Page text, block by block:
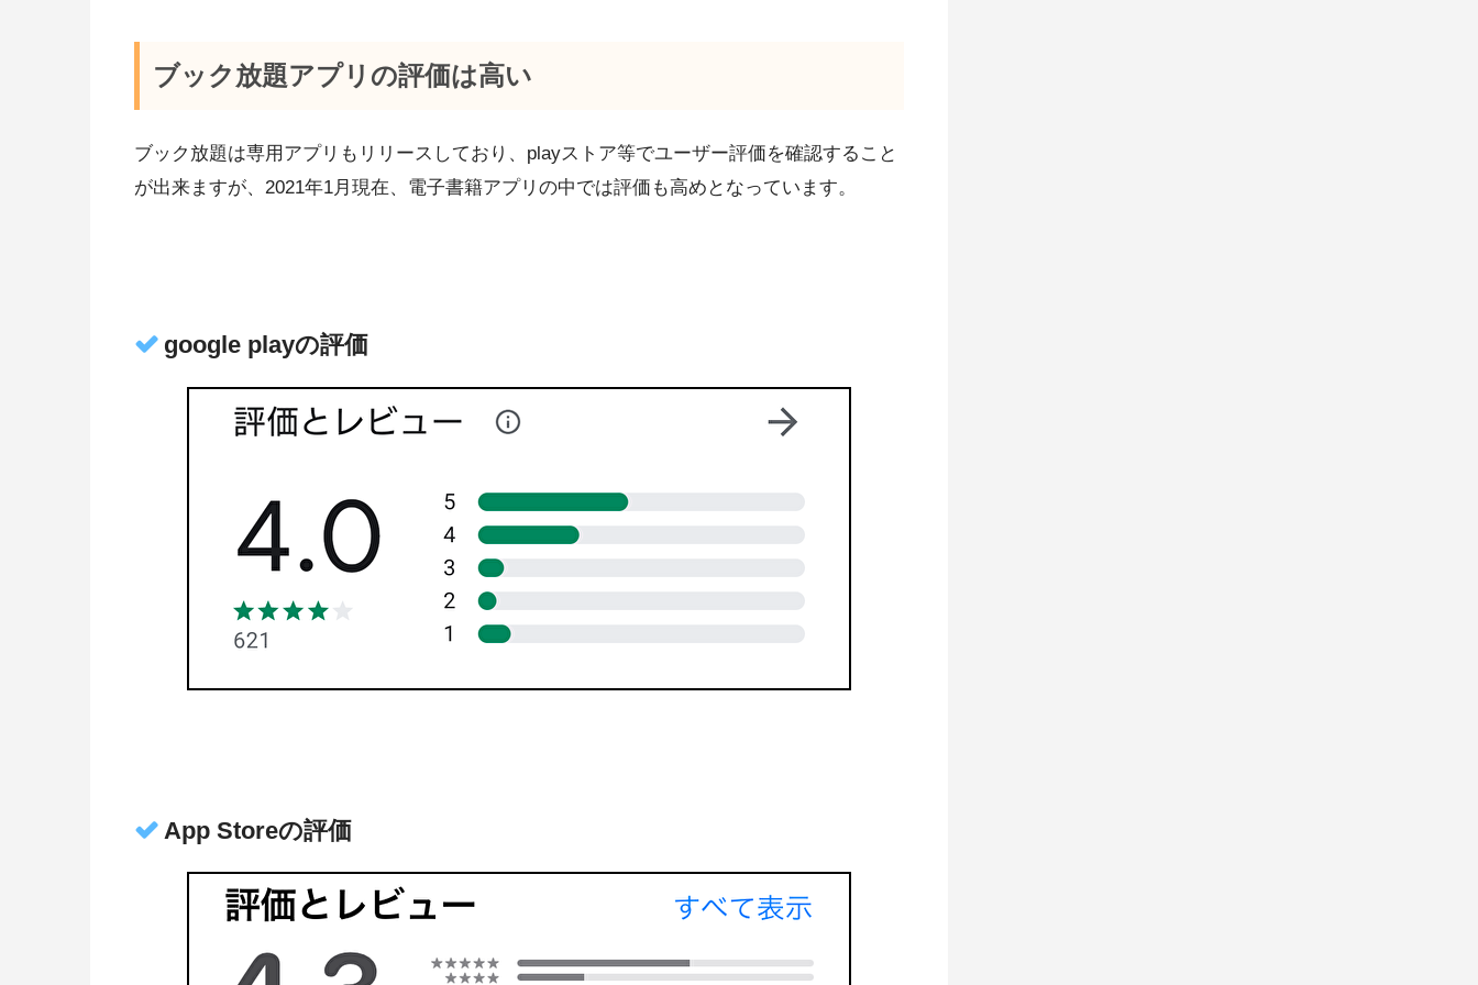
ブック放題アプリの評価は高い
ブック放題は専用アプリもリリースしており、playストア等でユーザー評価を確認すること
が出来ますが、2021年1月現在、電子書籍アプリの中では評価も高めとなっています。
google playの評価
App Storeの評価